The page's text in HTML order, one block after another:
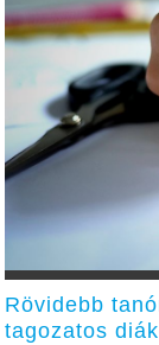
Rövidebb
tagozatos